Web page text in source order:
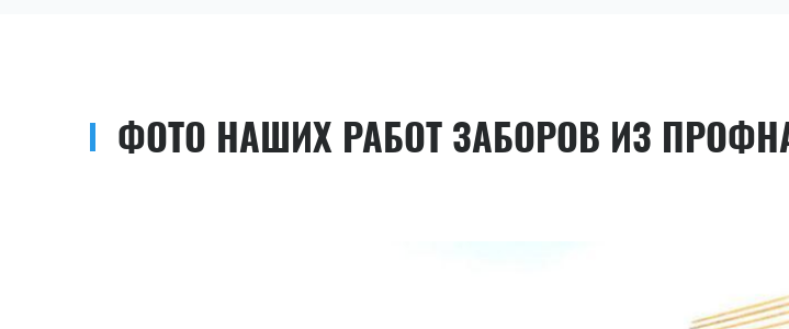
ФОТО НАШИХ РАБОТ ЗАБОРОВ ИЗ